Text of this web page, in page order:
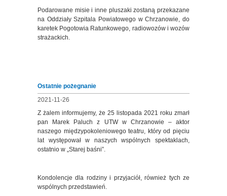
Podarowane misie i inne pluszaki zostaną przekazane
na Oddziały Szpitala Powiatowego w Chrzanowie, do
karetek Pogotowia Ratunkowego, radiowozów i wozów
strażackich.
Ostatnie pożegnanie
2021-11-26
Z żalem informujemy, że 25 listopada 2021 roku zmarł
pan Marek Paluch z UTW w Chrzanowie – aktor
naszego międzypokoleniowego teatru, który od pięciu
lat występował w naszych wspólnych spektaklach,
ostatnio w „Starej baśni”.
Kondolencje dla rodziny i przyjaciół, również tych ze
wspólnych przedstawień.